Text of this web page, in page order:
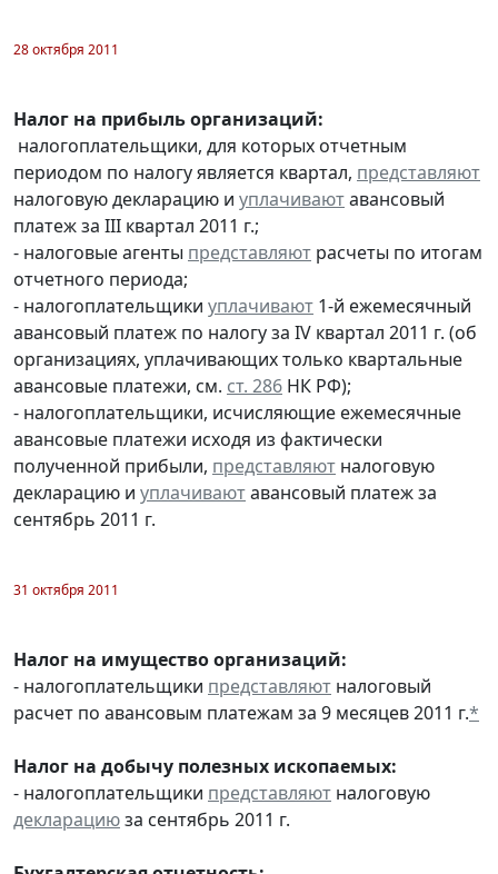
28 октября 2011
Налог на прибыль организаций:
налогоплательщики, для которых отчетным
периодом по налогу является квартал, представляют
налоговую декларацию и уплачиваютавансовый
платеж за III квартал 2011 г.;
- налоговые агенты представляют расчеты по итогам
отчетного периода;
- налогоплательщики уплачивают 1-й ежемесячный
авансовый платеж по налогу за IV квартал 2011 г. (об
организациях, уплачивающих только квартальные
авансовые платежи, см. ст. 286 НК РФ);
- налогоплательщики, исчисляющие ежемесячные
авансовые платежи исходя из фактически
полученной прибыли, представляют налоговую
декларацию и уплачиваютавансовый платеж за
сентябрь 2011 г.
31 октября 2011
Налог на имущество организаций:
- налогоплательщики представляют налоговый
расчет по авансовым платежам за 9 месяцев 2011 г.*
Налог на добычу полезных ископаемых:
- налогоплательщики представляют налоговую
декларациюза сентябрь 2011 г.